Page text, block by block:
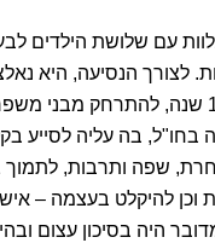
עם שלושת הילדים
לצורך הנסיעה, היא
עבודה שבו הועסקה 15 שנה, להתרחק
בה עליה לסייע
שפה ותרבות,
וכן להיקלט בעצמה –
היה בסיכון עצום